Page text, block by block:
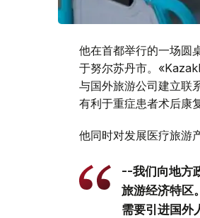
他在首都举行的一场圆
于努尔苏丹市。
与国外旅游公司建立联
有利于重症患者术后康复
他同时对发展医疗旅游
--我们向地方
旅游经济特区
需要引进国外